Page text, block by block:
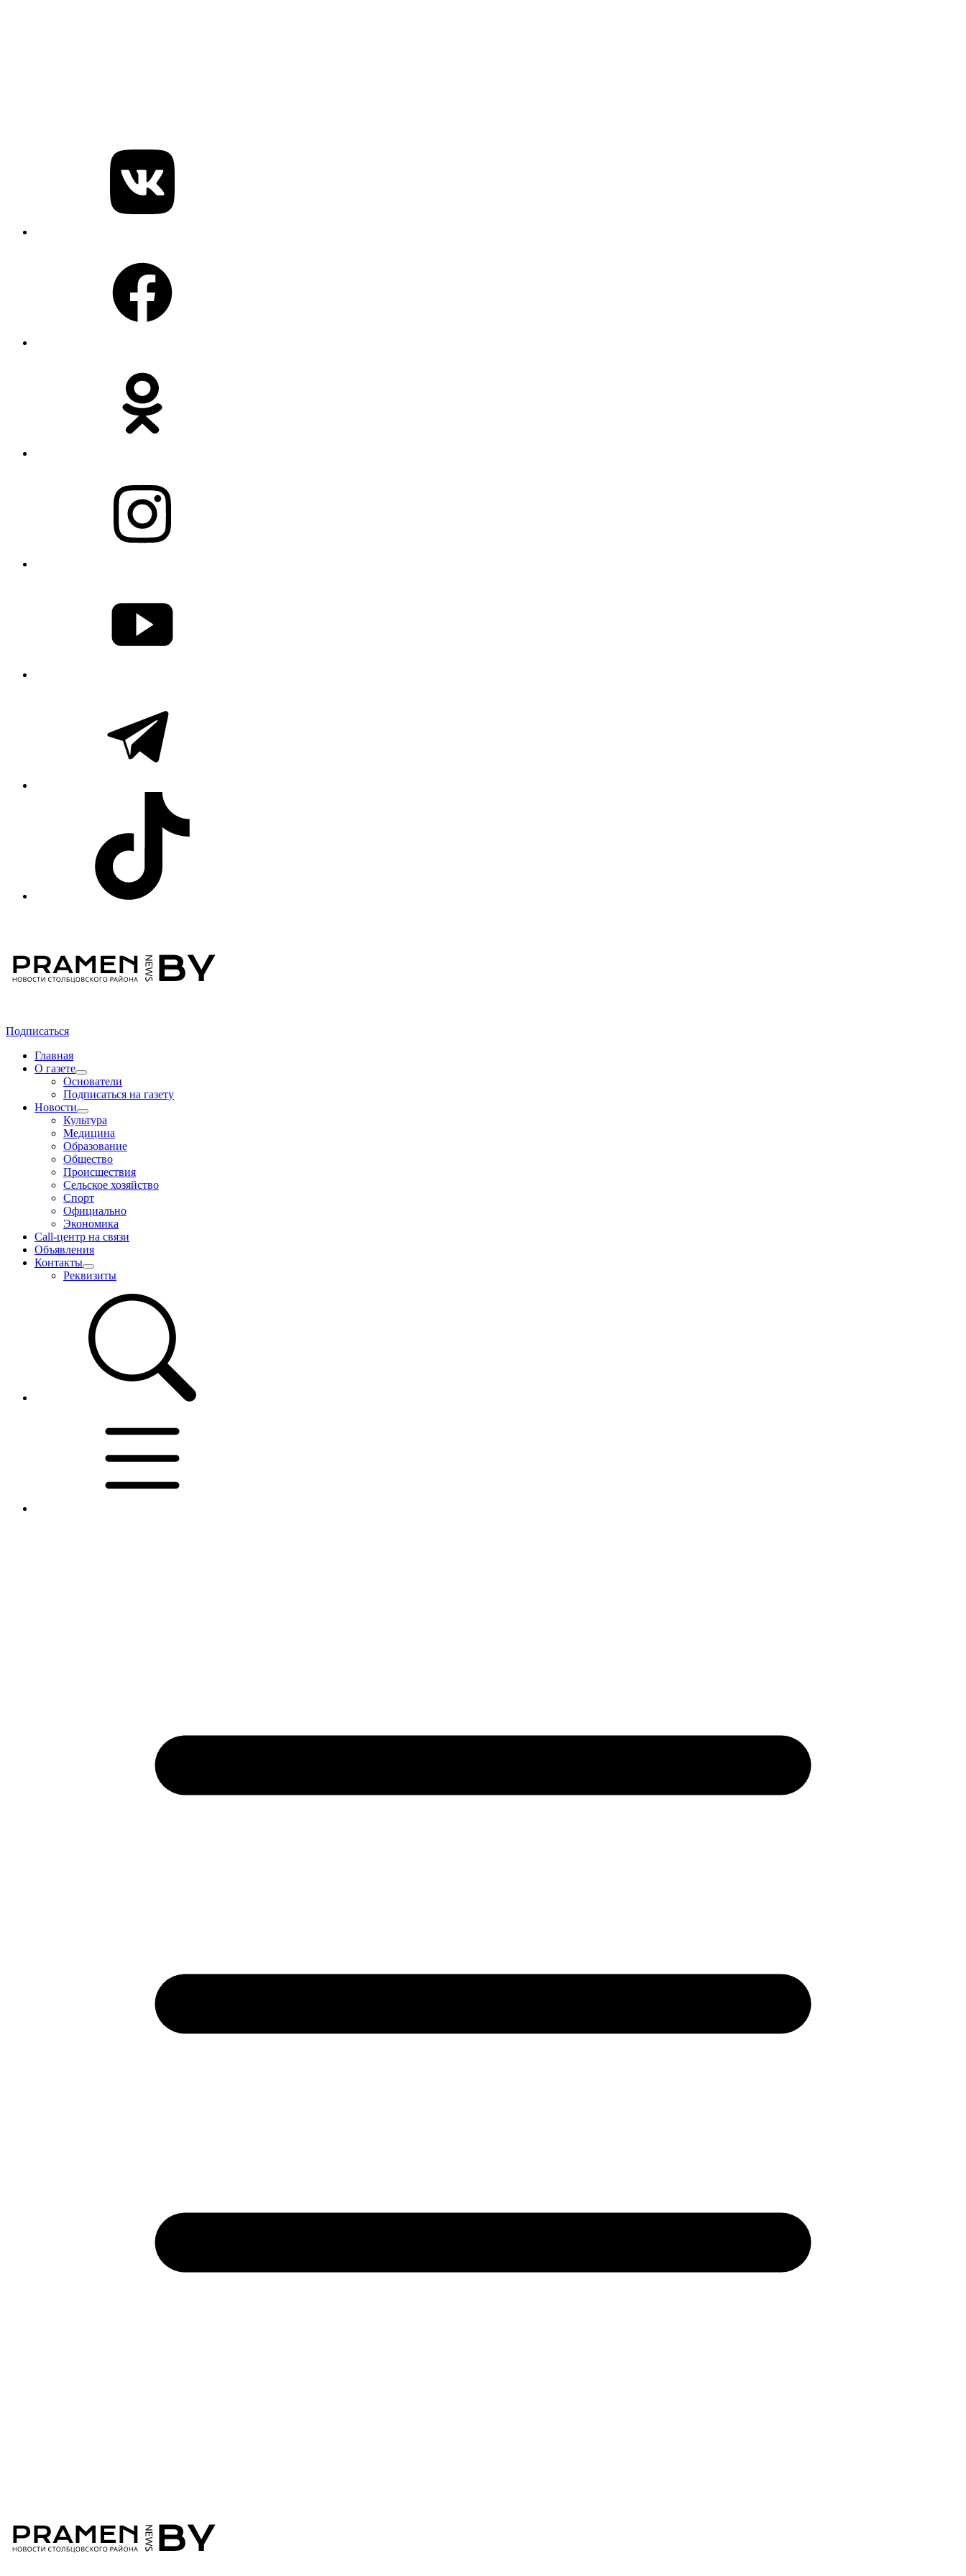
Подписаться
Главная
О газете
Основатели
Подписаться на газету
Новости
Культура
Медицина
Образование
Общество
Происшествия
Сельское хозяйство
Спорт
Официально
Экономика
Call-центр на связи
Объявления
Контакты
Реквизиты